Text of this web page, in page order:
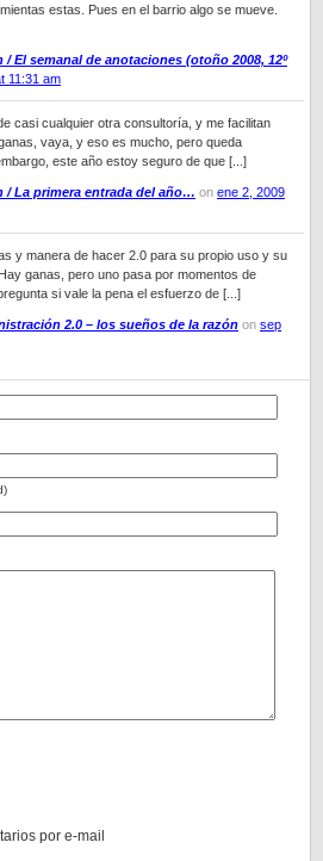
estas. Pues en el barrio algo se mueve.
El semanal de anotaciones (otoño 2008, 12º
11:31 am
casi cualquier otra consultoría, y me facilitan
vaya, y eso es mucho, pero queda
este año estoy seguro de que [...]
/ La primera entrada del año… on ene 2, 2009
y manera de hacer 2.0 para su propio uso y su
ganas, pero uno pasa por momentos de
si vale la pena el esfuerzo de [...]
2.0 – los sueños de la razón on sep
por e-mail